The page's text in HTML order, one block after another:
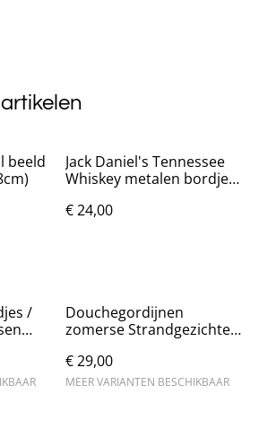
beeld
Jack Daniel's Tennessee
Whiskey metalen bordje
€ 24,00
/
Douchegordijnen
zomerse Strandgezichten
€ 29,00
MEER VARIANTEN BESCHIKBAAR